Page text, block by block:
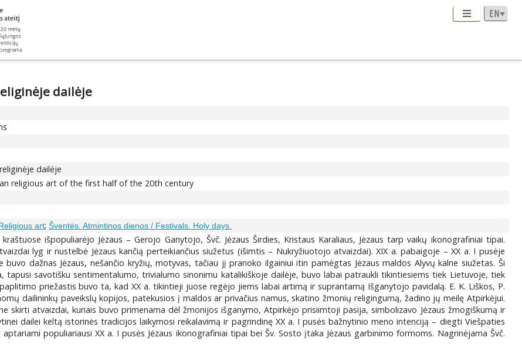
dailėje
dailėje
religious art of the first half of the 20th century
art;Šventės. Atmintinos dienos / Festivals. Holy days.
išpopuliarėjo Jėzaus – Gerojo Ganytojo, Švč. Jėzaus Širdies, Kristaus Karaliaus, Jėzaus tarp vaikų ikonografiniai tipai.
lyg ir nustelbė Jėzaus kančią perteikiančius siužetus (išimtis – Nukryžiuotojo atvaizdai). XIX a. pabaigoje – XX a. I pusėje
buvo dažnas Jėzaus, nešančio kryžių, motyvas, tačiau jį pranoko ilgainiui itin pamėgtas Jėzaus maldos Alyvų kalne siužetas. Ši
tapusi savotišku sentimentalumo, trivialumo sinonimu katalikiškoje dailėje, buvo labai patraukli tikintiesiems tiek Lietuvoje, tiek
priežastis buvo ta, kad XX a. tikintieji juose regėjo jiems labai artimą ir suprantamą Išganytojo pavidalą. E. K. Liškos, P.
dailininkų paveikslų kopijos, patekusios į maldos ar privačius namus, skatino žmonių religingumą, žadino jų meilę Atpirkėjui.
skirti atvaizdai, kuriais buvo primenama dėl žmonijos išganymo, Atpirkėjo prisiimtoji pasija, simbolizavo Jėzaus žmogiškumą ir
dailei keltą istorinės tradicijos laikymosi reikalavimą ir pagrindinę XX a. I pusės bažnytinio meno intenciją – diegti Viešpaties
populiariausi XX a. I pusės Jėzaus ikonografiniai tipai bei Šv. Sosto įtaka Jėzaus garbinimo formoms. Nagrinėjama Švč.